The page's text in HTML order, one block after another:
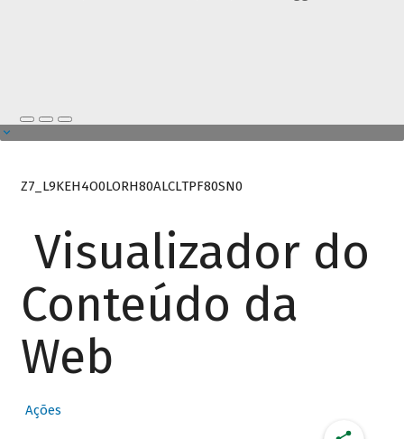
Z7_L9KEH4O0LORH80ALCLTPF80SN0
Visualizador do
Conteúdo da
Web
Ações